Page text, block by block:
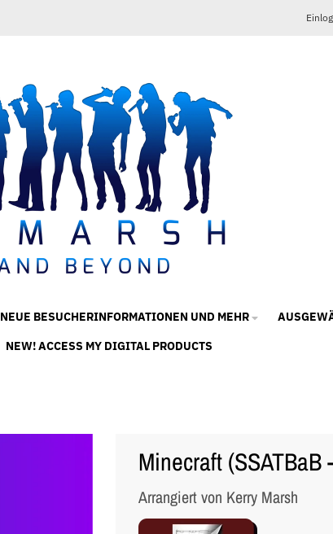
NEUE BESUCHERINFORMATIONEN UND MEHR
NEW! ACCESS MY DIGITAL PRODUCTS
Minecraft (SSATBaB
Arrangiert von Kerry Marsh